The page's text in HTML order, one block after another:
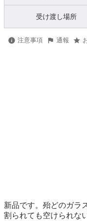
受け渡し場所
注意事項 通報
新品です。殆どのガラ
割られても空けられな